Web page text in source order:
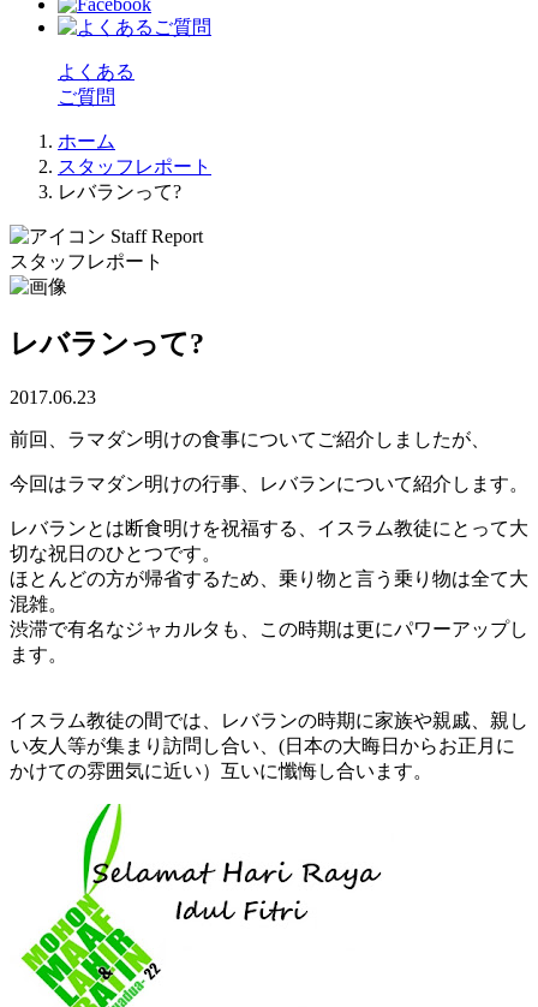
よくある
ご質問
ホーム
スタッフレポート
レバランって?
Staff Report
スタッフレポート
レバランって?
2017.06.23
前回、ラマダン明けの食事についてご紹介しましたが、
今回はラマダン明けの行事、レバランについて紹介します。
レバランとは断食明けを祝福する、イスラム教徒にとって大
切な祝日のひとつです。
ほとんどの方が帰省するため、乗り物と言う乗り物は全て大
混雑。
渋滞で有名なジャカルタも、この時期は更にパワーアップし
ます。
イスラム教徒の間では、レバランの時期に家族や親戚、親し
い友人等が集まり訪問し合い、 (日本の大晦日からお正月に
かけての雰囲気に近い）互いに懺悔し合います。